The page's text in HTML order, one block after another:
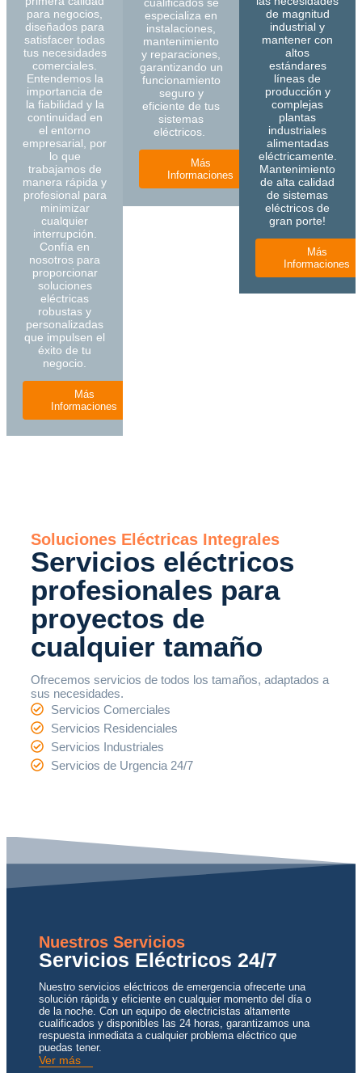
para negocios,
diseñados para
satisfacer todas
tus necesidades
comerciales.
Entendemos la
importancia de
la fiabilidad y la
continuidad en
el entorno
empresarial, por
lo que
trabajamos de
manera rápida y
profesional para
minimizar
cualquier
interrupción.
Confía en
nosotros para
proporcionar
soluciones
eléctricas
robustas y
personalizadas
que impulsen el
éxito de tu
negocio.
Más
Informaciones
especializa en
instalaciones,
mantenimiento
y reparaciones,
garantizando un
funcionamiento
seguro y
eficiente de tus
sistemas
eléctricos.
Más
Informaciones
de magnitud
industrial y
mantener con
altos
estándares
líneas de
producción y
complejas
plantas
industriales
alimentadas
eléctricamente.
Mantenimiento
de alta calidad
de sistemas
eléctricos de
gran porte!
Más
Informaciones
Soluciones Eléctricas Integrales
Servicios eléctricos
profesionales para
proyectos de
cualquier tamaño
Ofrecemos servicios de todos los tamaños, adaptados a
sus necesidades.
Servicios Comerciales
Servicios Residenciales
Servicios Industriales
Servicios de Urgencia 24/7
Nuestros Servicios
Servicios Eléctricos 24/7
Nuestro servicios eléctricos de emergencia ofrecerte una
solución rápida y eficiente en cualquier momento del día o
de la noche. Con un equipo de electricistas altamente
cualificados y disponibles las 24 horas, garantizamos una
respuesta inmediata a cualquier problema eléctrico que
puedas tener.
Ver más